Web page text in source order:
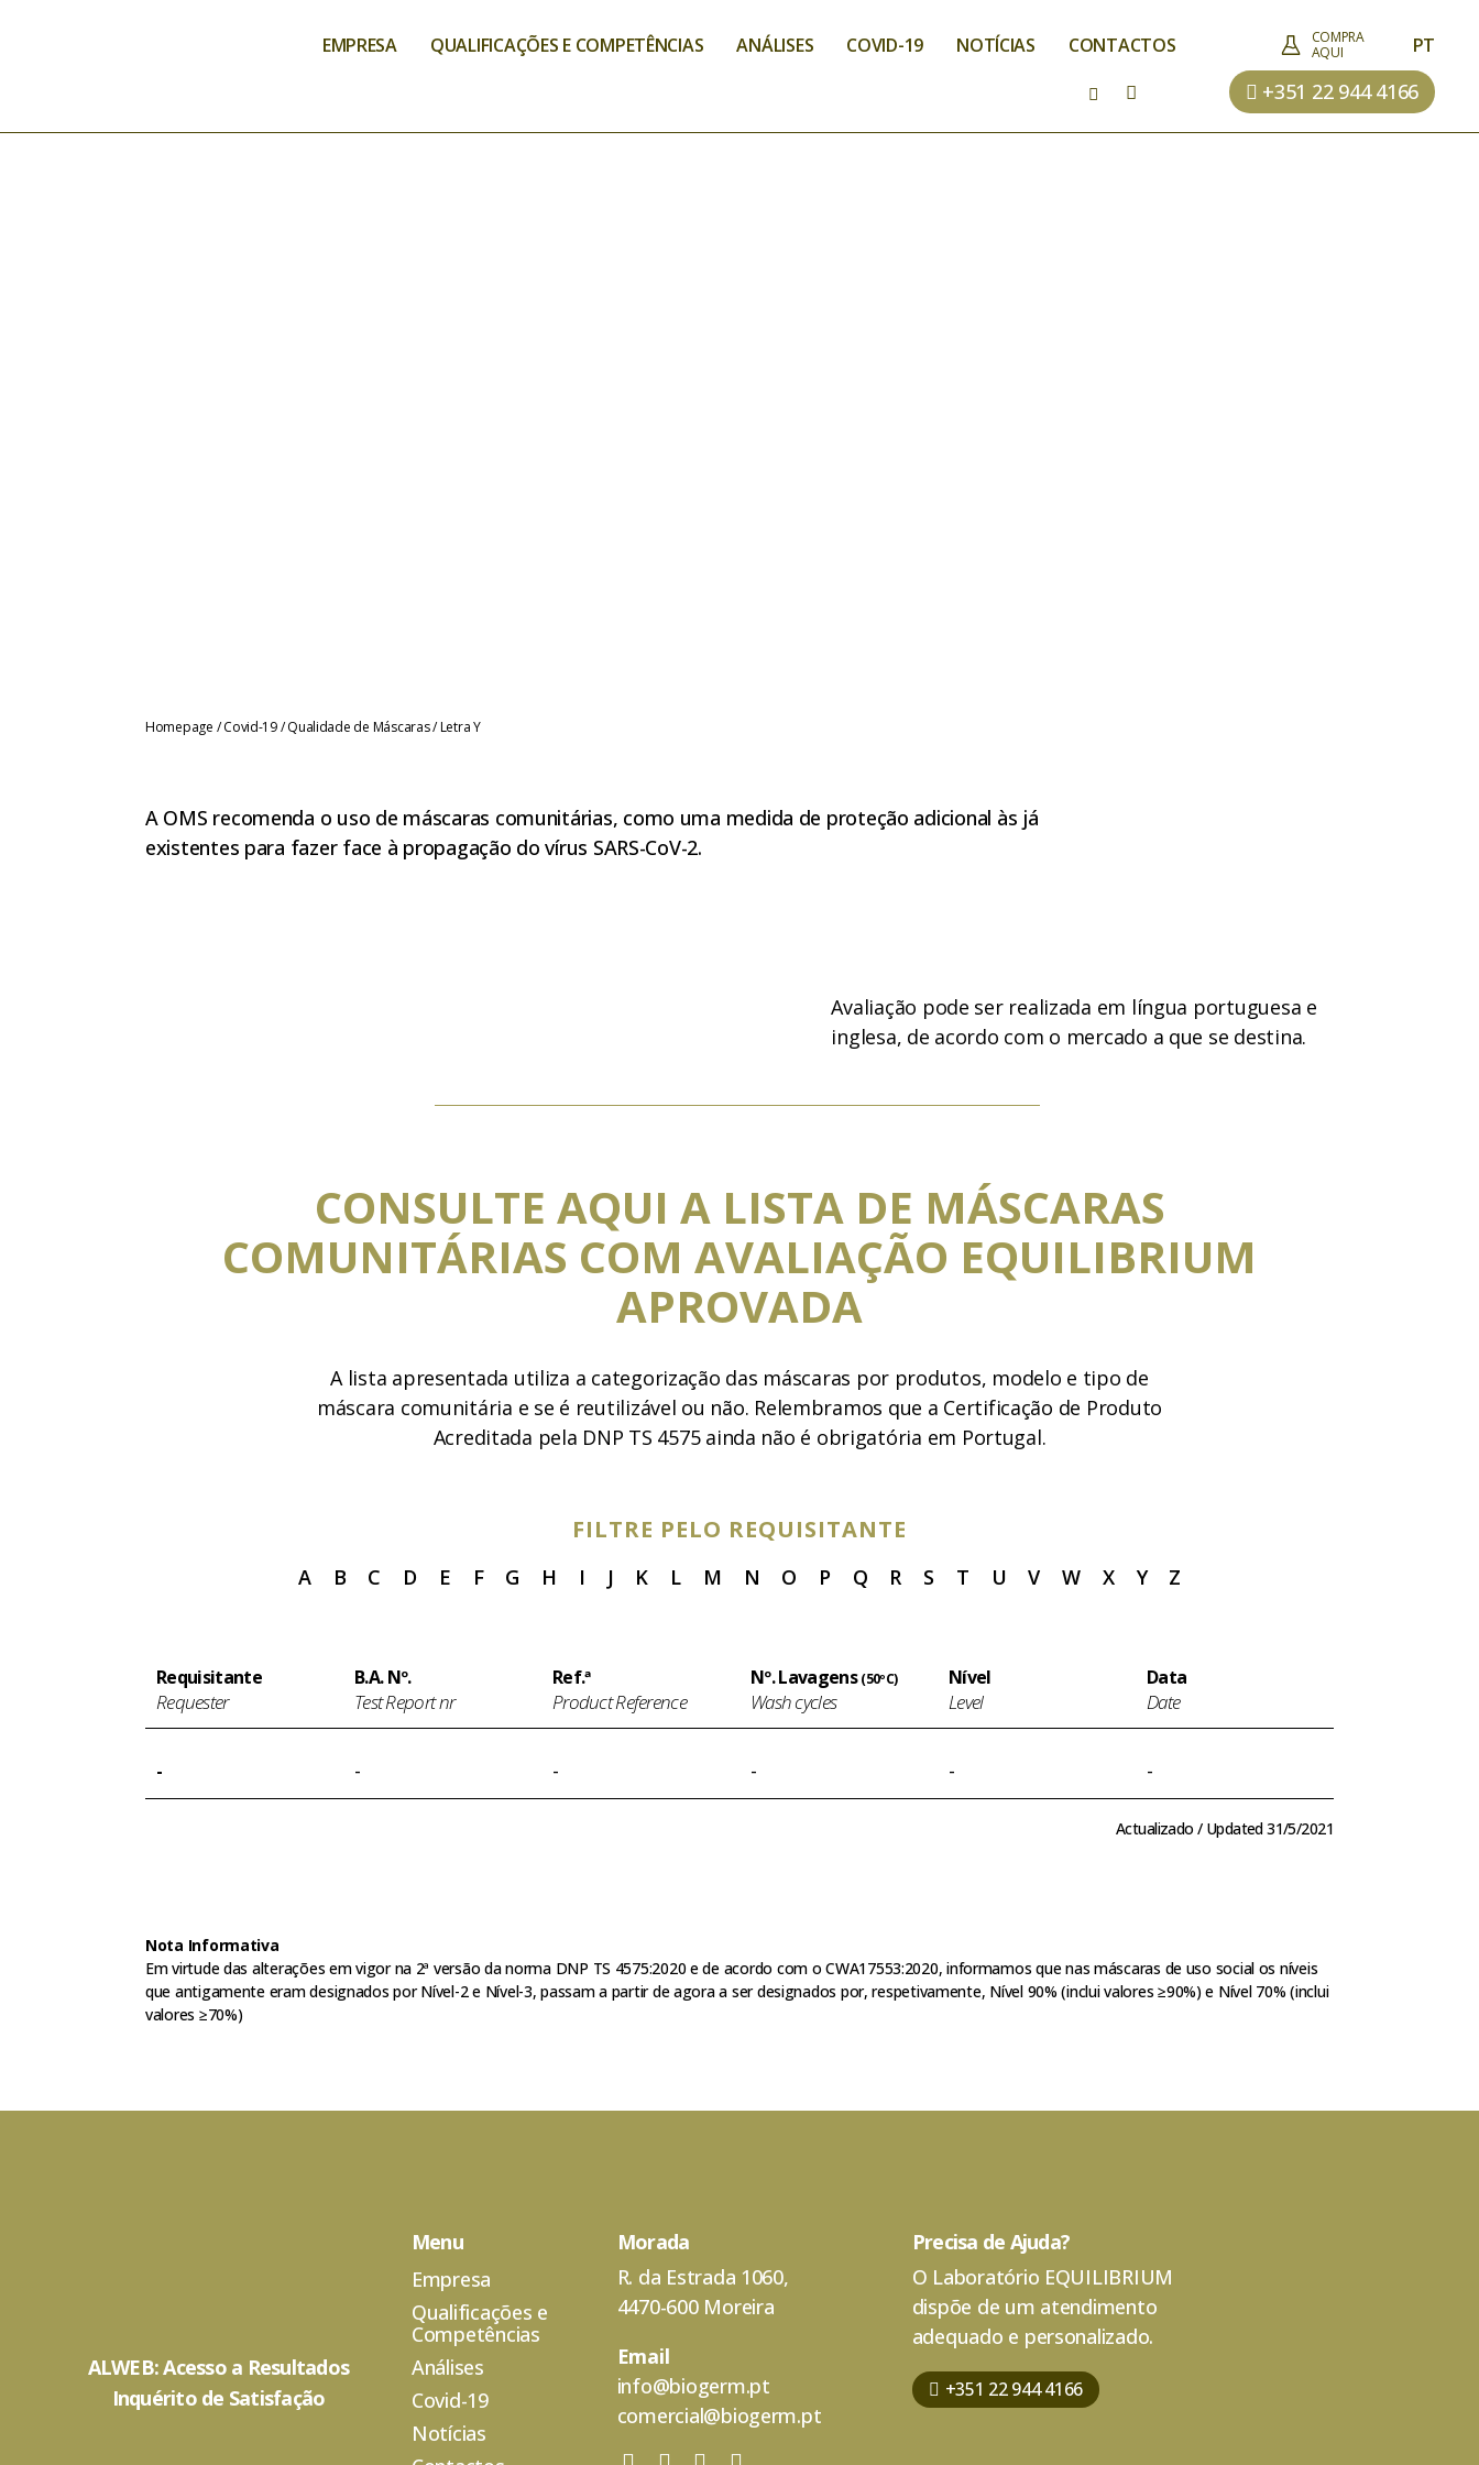
EMPRESA QUALIFICAÇÕES E COMPETÊNCIAS ANÁLISES COVID-19 NOTÍCIAS CONTACTOS
COMPRA
AQUI
PT
+351 22 944 4166
Homepage /Covid-19/Qualidade de Máscaras/Letra Y
A OMS recomenda o uso de máscaras comunitárias, como uma medida de proteção adicional às já
existentes para fazer face à propagação do vírus SARS-CoV-2.
Avaliação pode ser realizada em língua portuguesa e
inglesa, de acordo com o mercado a que se destina.
CONSULTE AQUI A LISTA DE MÁSCARAS
COMUNITÁRIAS COM AVALIAÇÃO EQUILIBRIUM
APROVADA
A lista apresentada utiliza a categorização das máscaras por produtos, modelo e tipo de
máscara comunitária e se é reutilizável ou não. Relembramos que a Certificação de Produto
Acreditada pela DNP TS 4575 ainda não é obrigatória em Portugal.
FILTRE PELO REQUISITANTE
A B C D E F G H I J K L M N O P Q R S T U V W X Y Z
Requisitante
Requester
B.A. Nº.
Test Report nr
Ref.ª
Product Reference
Nº. Lavagens(50ºC)
Wash cycles
Nível
Level
Data
Date
- - - - - -
Actualizado / Updated 31/5/2021
Nota Informativa
Em virtude das alterações em vigor na 2ª versão da norma DNP TS 4575:2020 e de acordo com o CWA17553:2020, informamos que nas máscaras de uso social os níveis
que antigamente eram designados por Nível-2 e Nível-3, passam a partir de agora a ser designados por, respetivamente, Nível 90% (inclui valores ≥90%) e Nível 70% (inclui
valores ≥70%)
ALWEB: Acesso a Resultados
Inquérito de Satisfação
Menu
Empresa
Qualificações e
Competências
Análises
Covid-19
Notícias
Morada
R. da Estrada 1060,
4470-600 Moreira
Email
info@biogerm.pt
comercial@biogerm.pt
Precisa de Ajuda?
O Laboratório EQUILIBRIUM
dispõe de um atendimento
adequado e personalizado.
+351 22 944 4166